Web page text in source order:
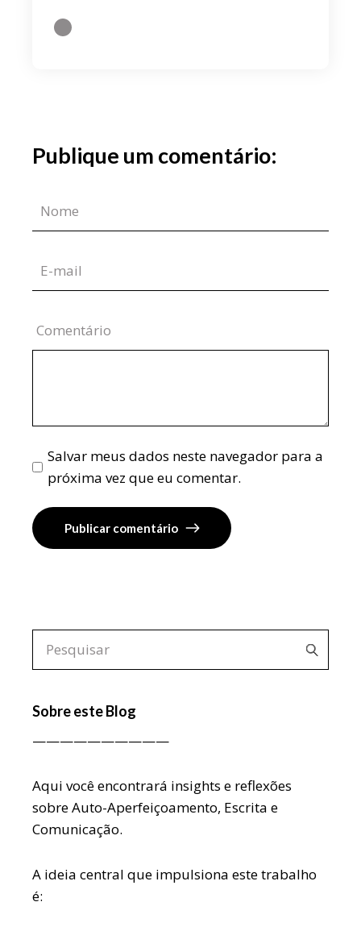
Publique um comentário:
Comentário
Salvar meus dados neste navegador para a
próxima vez que eu comentar.
Publicar comentário
Sobre este Blog
——————————
Aqui você encontrará insights e reflexões
sobre Auto-Aperfeiçoamento, Escrita e
Comunicação.
A ideia central que impulsiona este trabalho
é: